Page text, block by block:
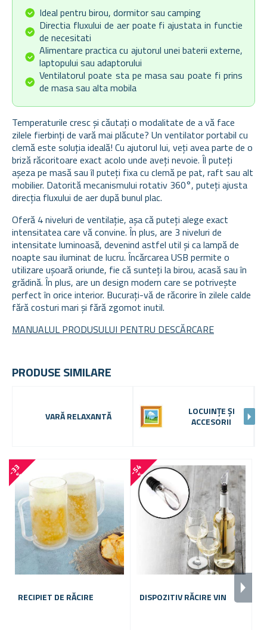
Ideal pentru birou, dormitor sau camping
Directia fluxului de aer poate fi ajustata in functie
de necesitati
Alimentare practica cu ajutorul unei baterii externe,
laptopului sau adaptorului
Ventilatorul poate sta pe masa sau poate fi prins
de masa sau alta mobila
Temperaturile cresc și căutați o modalitate de a vă face
zilele fierbinți de vară mai plăcute? Un ventilator portabil cu
clemă este soluția ideală! Cu ajutorul lui, veți avea parte de o
briză răcoritoare exact acolo unde aveți nevoie. Îl puteți
așeza pe masă sau îl puteți fixa cu clemă pe pat, raft sau alt
mobilier. Datorită mecanismului rotativ 360°, puteți ajusta
direcția fluxului de aer după bunul plac.
Oferă 4 niveluri de ventilație, așa că puteți alege exact
intensitatea care vă convine. În plus, are 3 niveluri de
intensitate luminoasă, devenind astfel util și ca lampă de
noapte sau iluminat de lucru. Încărcarea USB permite o
utilizare ușoară oriunde, fie că sunteți la birou, acasă sau în
grădină. În plus, are un design modern care se potrivește
perfect în orice interior. Bucurați-vă de răcorire în zilele calde
fără costuri mari și fără zgomot inutil.
MANUALUL PRODUSULUI PENTRU DESCĂRCARE
PRODUSE SIMILARE
VARĂ RELAXANTĂ
LOCUINȚE ȘI
ACCESORII
-
3
3
%
RECIPIET DE RĂCIRE
-
5
4
%
DISPOZITIV RĂCIRE VIN